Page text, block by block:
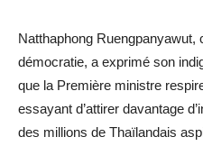
Natthaphong Ruengpanyawut,
démocratie, a exprimé son
que la Première ministre
essayant d’attirer davantage
des millions de Thaïlandais